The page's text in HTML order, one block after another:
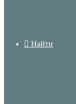
Найти